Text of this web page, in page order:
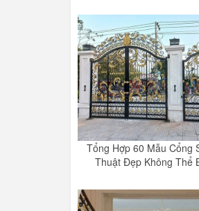
Tổng Hợp 60 Mẫu Cổng
Thuật Đẹp Không Thể